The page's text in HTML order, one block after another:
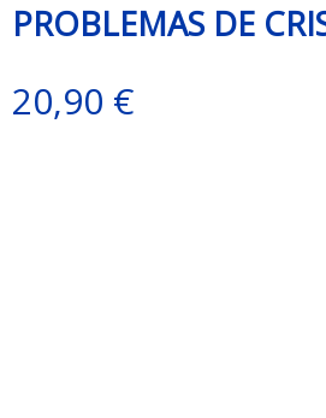
PROBLEMAS DE
20,90 €